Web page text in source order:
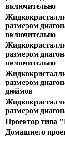
включительно
размером
включительно
размером
включительно
размером
дюймов
размером
Проектор типа
Домашнего